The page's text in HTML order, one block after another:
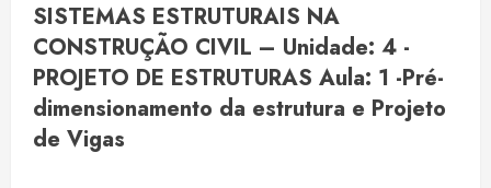
SISTEMAS ESTRUTURAIS NA
CONSTRUÇÃO CIVIL – Unidade: 4 -
PROJETO DE ESTRUTURAS Aula: 1 -Pré-
dimensionamento da estrutura e Projeto
de Vigas